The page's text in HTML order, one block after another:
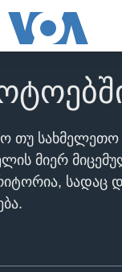
თუ სახმელეთო
მიერ
სადაც